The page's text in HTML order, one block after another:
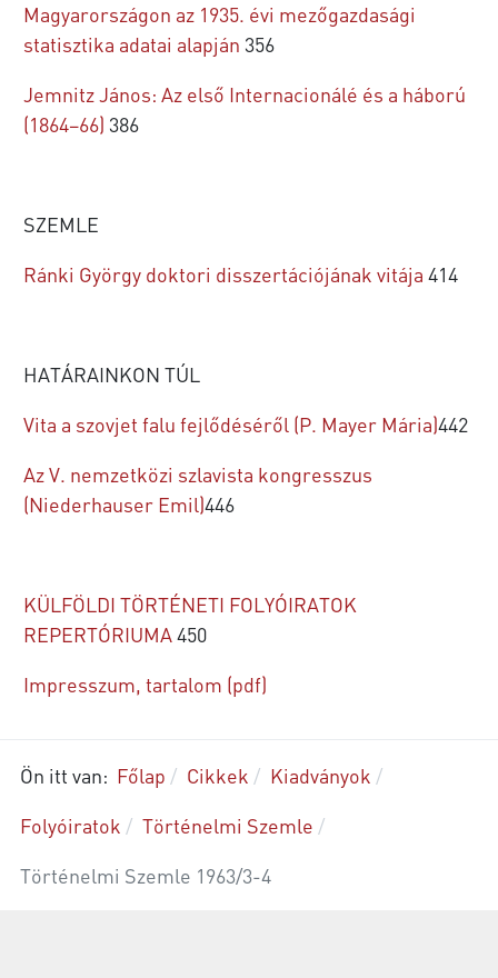
Magyarországon az 1935. évi mezőgazdasági
statisztika adatai alapján 356
Jemnitz János: Az első Internacionálé és a háború
(1864–66) 386
SZEMLE
Ránki György doktori disszertációjának vitája 414
HATÁRAINKON TÚL
Vita a szovjet falu fejlődéséről (P. Mayer Mária)442
Az V. nemzetközi szlavista kongresszus
(Niederhauser Emil)446
KÜLFÖLDI TÖRTÉNETI FOLYÓIRATOK
REPERTÓRIUMA450
Impresszum, tartalom (pdf)
Ön itt van: Főlap Cikkek
Kiadványok
Folyóiratok
Történelmi Szemle
Történelmi Szemle 1963/3-4